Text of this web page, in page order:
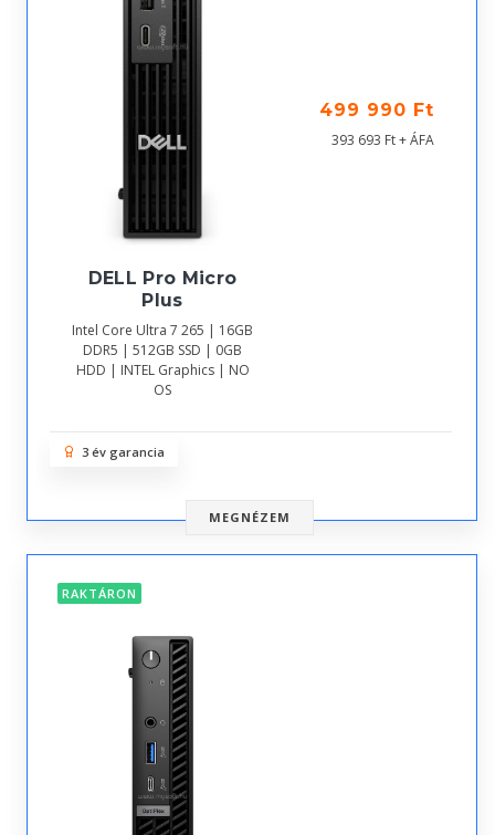
DELL Pro Micro
Plus
Intel Core Ultra 7 265 | 16GB
DDR5 | 512GB SSD | 0GB
HDD | INTEL Graphics | NO
OS
499 990 Ft
393 693 Ft + ÁFA
3 év garancia
MEGNÉZEM
RAKTÁRON